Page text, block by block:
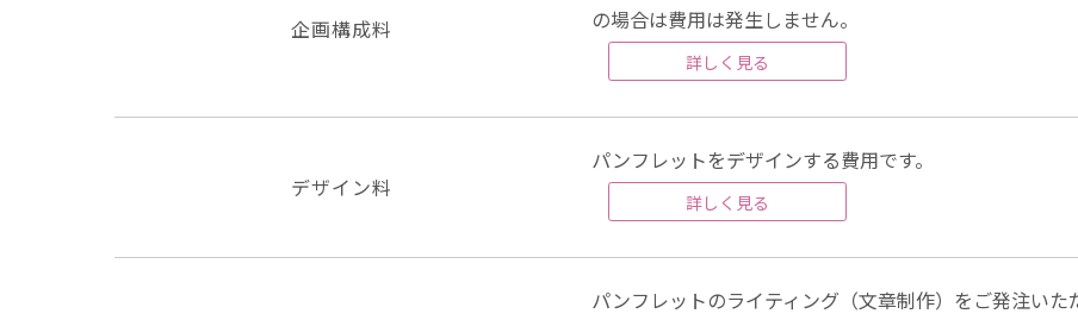
企画構成料
の場合は費用は発生しません。
詳しく見る
デザイン料
パンフレットをデザインする費用です。
詳しく見る
パンフレットのライティング（文章制作）をご発注い